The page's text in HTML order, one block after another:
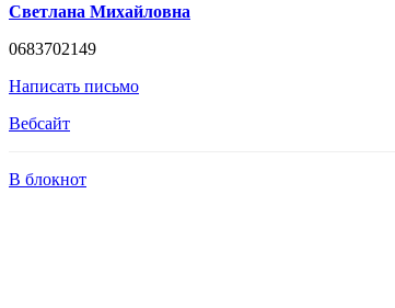
Светлана Михайловна
0683702149
Написать письмо
Вебсайт
В блокнот